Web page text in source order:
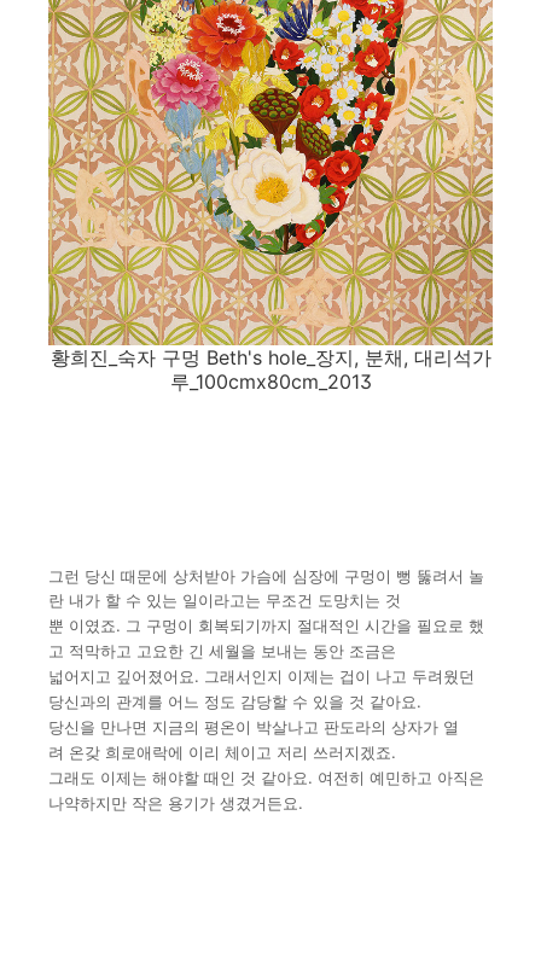
황희진_숙자 구멍 Beth's hole_장지, 분채, 대리석가
루_100cmx80cm_2013
그런 당신 때문에 상처받아 가슴에 심장에 구멍이 뻥 뚫려서 놀
란 내가 할 수 있는 일이라고는 무조건 도망치는 것
뿐 이였죠. 그 구멍이 회복되기까지 절대적인 시간을 필요로 했
고 적막하고 고요한 긴 세월을 보내는 동안 조금은
넓어지고 깊어졌어요. 그래서인지 이제는 겁이 나고 두려웠던
당신과의 관계를 어느 정도 감당할 수 있을 것 같아요.
당신을 만나면 지금의 평온이 박살나고 판도라의 상자가 열
려 온갖 희로애락에 이리 체이고 저리 쓰러지겠죠.
그래도 이제는 해야할 때인 것 같아요. 여전히 예민하고 아직은
나약하지만 작은 용기가 생겼거든요.